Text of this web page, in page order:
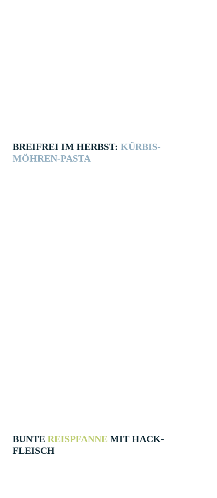
BREIFREI IM HERBST: KÜRBIS-
MÖHREN-PASTA
BUNTE REIS­PFANNE MIT HACK­
FLEISCH